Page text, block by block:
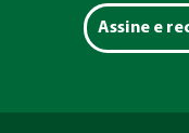
Assine e